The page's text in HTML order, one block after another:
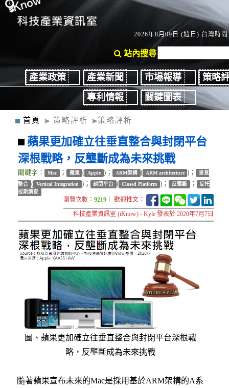
2026年8月09日 (週日) 台灣時間
站內搜尋
產業政策 產業新聞 市場報導
策略
專利情報
關鍵圖表
首頁 策略評析 策略評析
蘋果更加確立往垂直整合與封閉平台
深根戰略，反壟斷成為未來挑戰
關鍵字： Mac ； 蘋果 ( Apple )； ARM架構 ( ARM architecture )； 垂直
整合 ( Vertical Integration )； 封閉平台 ( Closed Platform )； 反壟斷 ；
反托
拉斯調查
瀏覽次數：9219 ｜ 歡迎推文：
科技產業資訊室 (iKnow) - Kyle 發表於 2020年7月7日
圖、蘋果更加確立往垂直整合與封閉平台深根戰
略，反壟斷成為未來挑戰
隨著蘋果宣布未來的Mac是採用基於ARM架構的A系